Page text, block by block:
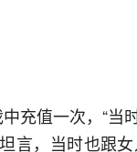
充值一次，“当
言，当时也跟